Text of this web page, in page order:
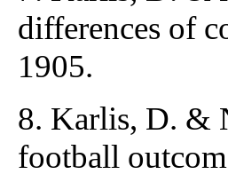
differences of
1905.
8. Karlis, D. &
football